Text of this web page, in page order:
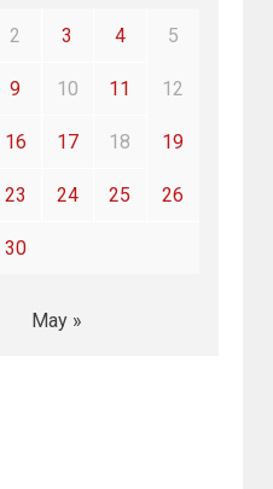
2 3 4 5
9 10 11 12
16 17 18 19
23 24 25 26
30
May »